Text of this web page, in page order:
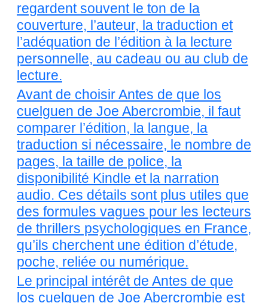
regardent souvent le ton de la
couverture, l’auteur, la traduction et
l’adéquation de l’édition à la lecture
personnelle, au cadeau ou au club de
lecture.
Avant de choisir Antes de que los
cuelguen de Joe Abercrombie, il faut
comparer l’édition, la langue, la
traduction si nécessaire, le nombre de
pages, la taille de police, la
disponibilité Kindle et la narration
audio. Ces détails sont plus utiles que
des formules vagues pour les lecteurs
de thrillers psychologiques en France,
qu’ils cherchent une édition d’étude,
poche, reliée ou numérique.
Le principal intérêt de Antes de que
los cuelguen de Joe Abercrombie est